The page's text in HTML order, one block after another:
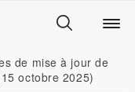
de mise à jour de
octobre 2025)